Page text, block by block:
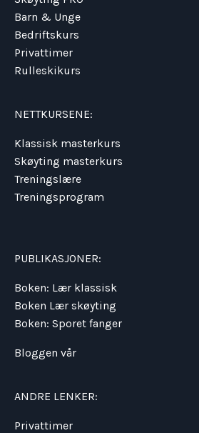
Barn & Unge
Bedriftskurs
Privattimer
Rulleskikurs
NETTKURSENE:
Klassisk masterkurs
Skøyting masterkurs
Treningslære
Treningsprogram
PUBLIKASJONER:
Boken: Lær klassisk
Boken Lær skøyting
Boken: Sporet fanger
Bloggen vår
ANDRE LENKER:
Privattimer